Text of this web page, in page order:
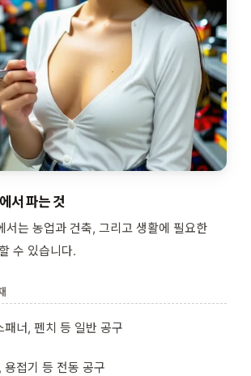
서 파는 것
서는 농업과 건축, 그리고 생활에 필요한
수 있습니다.
패너, 펜치 등 일반 공구
용접기 등 전동 공구